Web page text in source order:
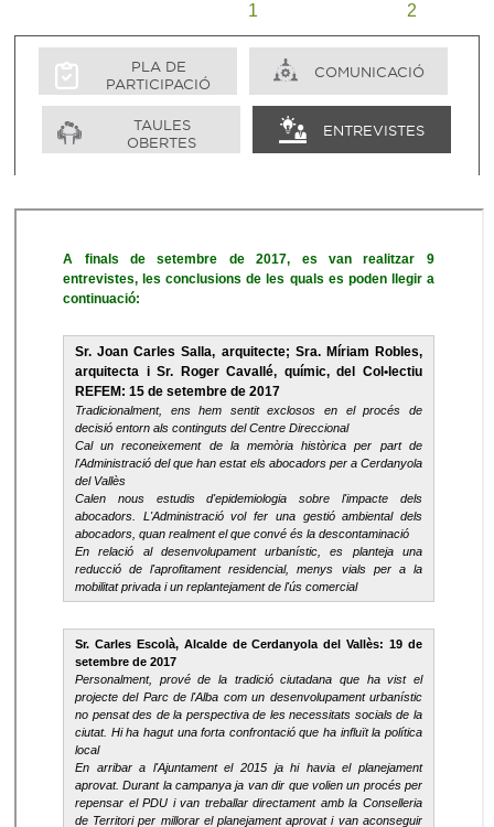
1
2
PLA DE
PARTICIPACIÓ
COMUNICACIÓ
TAULES
OBERTES
ENTREVISTES